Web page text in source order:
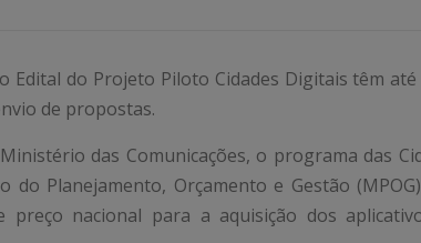
do Projeto Piloto Cidades Digitais têm até
de propostas.
das Comunicações, o programa das
Planejamento, Orçamento e Gestão
nacional para a aquisição dos